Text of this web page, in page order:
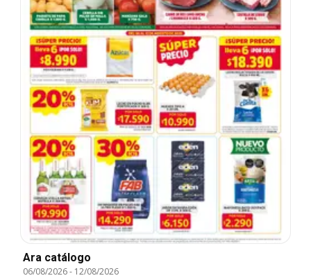
Ara catálogo
06/08/2026- 12/08/2026